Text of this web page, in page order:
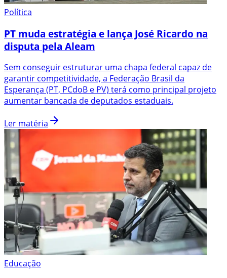
Política
PT muda estratégia e lança José Ricardo na
disputa pela Aleam
Sem conseguir estruturar uma chapa federal capaz de
garantir competitividade, a Federação Brasil da
Esperança (PT, PCdoB e PV) terá como principal projeto
aumentar bancada de deputados estaduais.
Ler matéria
Educação